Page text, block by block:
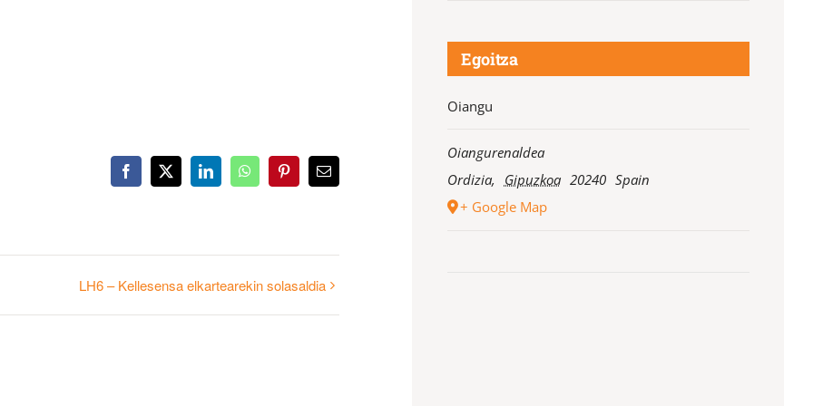
Facebook
X LinkedInWhatsAppPinterestEmail
LH6 – Kellesensa elkartearekin solasaldia
Egoitza
Oiangu
Oiangurenaldea
Ordizia, Gipuzkoa 20240 Spain
+ Google Map